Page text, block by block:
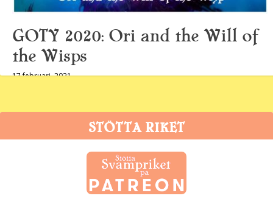
GOTY 2020: Ori and the Will of
the Wisps
17 februari, 2021
STÖTTA RIKET